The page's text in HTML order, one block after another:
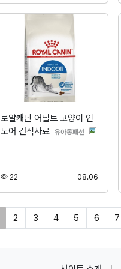
로얄캐닌 어덜트 고양이 인
도어 건식사료 유아동패션분류
22조회 08.06
페이지 현재
2 3 4 5 6 7